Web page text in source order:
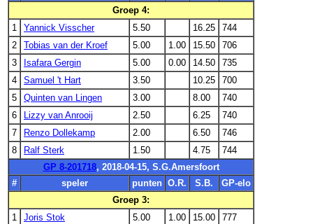
Groep 4:
1
Yannick Visscher 5.50 16.25
744
2
Tobias van der Kroef 5.00 1.00 15.50
706
3
Isafara Gergin 5.00 0.00 14.50
735
4
Samuel 't Hart 3.50 10.25
700
5
Quinten van Lingen 3.00 8.00
740
6
Lizzy van Anrooij 2.50 6.25
740
7
Renzo Dollekamp 2.00 6.50
746
8
Ralf Sterk 1.50 4.75
744
GP 8-201718, 2018-04-15, S.G.Amersfoort
#
speler punten O.R. S.B.
GP-elo
Groep 3:
1
Joris Stok 5.00 1.00 15.00
777